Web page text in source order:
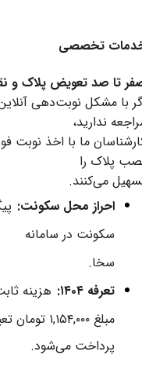
تخصصی
تا صد تعویض پلاک و
با مشکل نوبت‌دهی
ندارید،
ما با اخذ نوبت
پلاک را
می‌کنند.
احراز محل سکونت:
سکونت در سامانه
سخا.
تعرفه ۱۴۰۴:
هزینه
مبلغ ۱,۱۵۴,۰۰۰ تومان
پرداخت می‌شود.